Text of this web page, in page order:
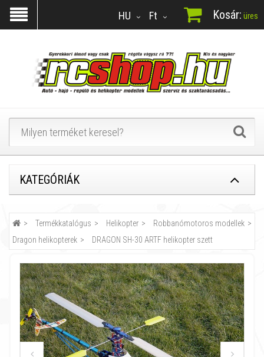
Ft
HU Kosár: üres
KATEGÓRIÁK
Termékkatalógus Helikopter
Robbanómotoros modellek
Dragon helikopterek
DRAGON SH-30 ARTF helikopter szett